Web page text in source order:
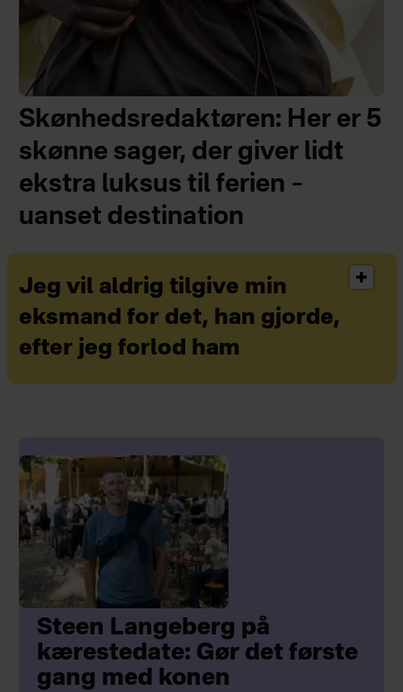
Skønhedsredaktøren: Her er 5
skønne sager, der giver lidt
ekstra luksus til ferien –
uanset destination
Jeg vil aldrig tilgive min
eksmand for det, han gjorde,
efter jeg forlod ham
Steen Langeberg på
kærestedate: Gør det første
gang med konen